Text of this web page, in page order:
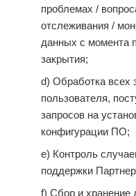
проблемах /
отслеживания /
данных с момента
закрытия;
d) Обработка всех
пользователя,
запросов на
конфигурации ПО;
e) Контроль
поддержки
f) Сбор и хранение